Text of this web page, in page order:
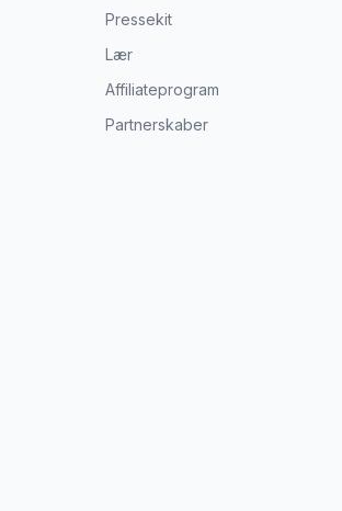
Pressekit
Lær
Affiliateprogram
Partnerskaber